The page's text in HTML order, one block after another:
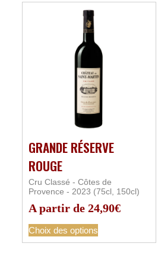
GRANDE RÉSERVE
ROUGE
Cru Classé - Côtes de
Provence - 2023 (75cl, 150cl)
A partir de 24,90€
Choix des options